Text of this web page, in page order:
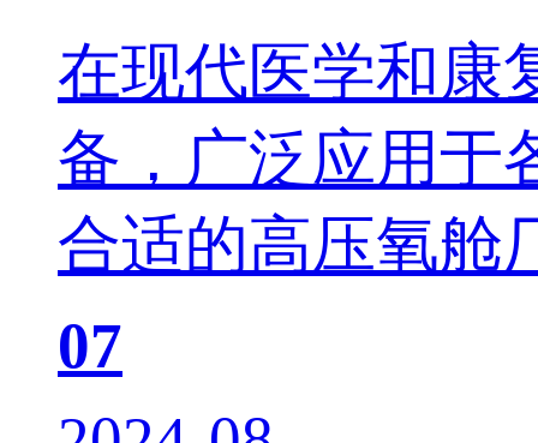
在现代医学和康
备，广泛应用于
合适的高压氧舱
07